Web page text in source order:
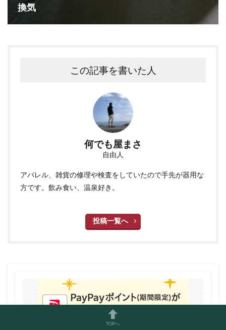
換気
この記事を書いた人
何でも屋まさ
自由人
アパレル、雑貨の修理や検査をしていたので手先が器用な
方です。飲み食い、温泉好き。
投稿一覧へ
TOPへ